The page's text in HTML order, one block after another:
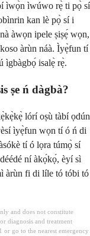
ìwọ̀n ìwúwo rẹ̀ ti pọ̀ sí
kan lè pọ̀ sí i
àwọn ipele ṣiṣẹ́ wọn,
àrùn náà. Ìyẹ̀fun tí
ìgbàgbọ́ isalẹ̀ rẹ̀.
ṣe ń dàgbà?
lórí oṣù tàbí ọdún
ìyẹ̀fun wọn tí ó ń di
tí ó lọra túmọ̀ sí
ní àkọ́kọ́, èyí sì
àrùn fi di líle tó tóbi tó
and does not constitute
diagnosis and treatment
go to the nearest emergency